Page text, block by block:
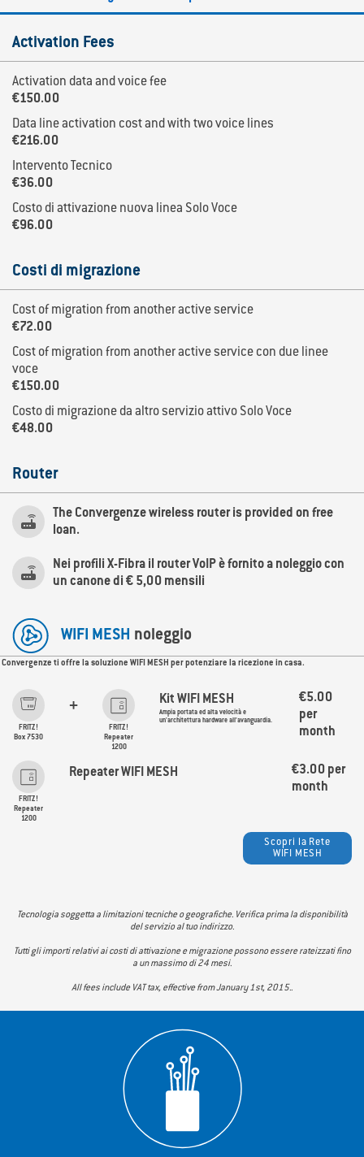
Activation Fees
Activation data and voice fee
€150.00
Data line activation cost and with two voice lines
€216.00
Intervento Tecnico
€36.00
Costo di attivazione nuova linea Solo Voce
€96.00
Costi di migrazione
Cost of migration from another active service
€72.00
Cost of migration from another active service con due linee
voce
€150.00
Costo di migrazione da altro servizio attivo Solo Voce
€48.00
Router

The Convergenze wireless router is provided on free
loan.

Nei profili X-Fibra il router VoIP è fornito a noleggio con
un canone di € 5,00 mensili
WIFI MESH noleggio
Convergenze ti offre la soluzione WIFI MESH per potenziare la ricezione in casa.
FRITZ!
Box 7530
+
FRITZ!
Repeater
1200
Kit WIFI MESH
Ampia portata ed alta velocità e
un'architettura hardware all'avanguardia.
€5.00
per
month
FRITZ!
Repeater
1200
Repeater WIFI MESH
€3.00 per
month
Scopri la Rete
WIFI MESH
Tecnologia soggetta a limitazioni tecniche o geografiche. Verifica prima la disponibilità
del servizio al tuo indirizzo.
Tutti gli importi relativi ai costi di attivazione e migrazione possono essere rateizzati fino
a un massimo di 24 mesi.
All fees include VAT tax, effective from January 1st, 2015..